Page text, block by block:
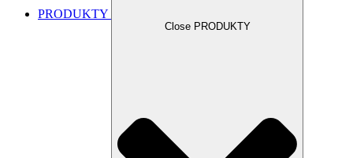
PRODUKTY
Close PRODUKTY